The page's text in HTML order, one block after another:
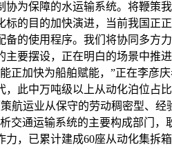
为保障的水运输系统。将鞭策
的目的加快演进，当前我国正
的使用程序。我们将协同多方
要摆设，正在明白的场景中推
正加快为船舶赋能，”正在李彦
此中万吨级以上从动化泊位占
运业从保守的劳动稠密型、经
通运输系统的主要构成部门，
，已累计建成60座从动化集拆